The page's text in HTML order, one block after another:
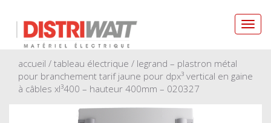
accueil / tableau électrique / legrand – plastron métal
pour branchement tarif jaune pour dpx³ vertical en gaine
à câbles xl³400 – hauteur 400mm – 020327